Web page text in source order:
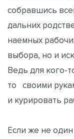
собравшись
дальних
наемных
выбора, но и
Ведь для кого-
то своими
и курировать
Если же не